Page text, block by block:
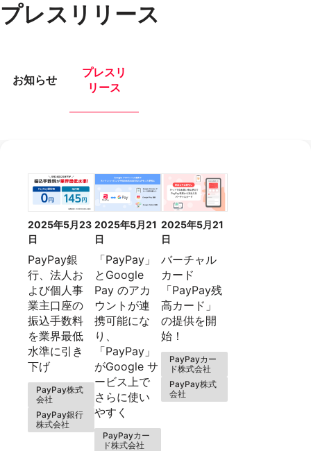
プレスリリース
お知らせ
プレスリ
リース
2025年5月23
日
PayPay銀
行、法人お
よび個人事
業主口座の
振込手数料
を業界最低
水準に引き
下げ
PayPay株式
会社
PayPay銀行
株式会社
2025年5月21
日
「PayPay」
とGoogle
Pay のアカ
ウントが連
携可能にな
り、
「PayPay」
がGoogle サ
ービス上で
さらに使い
やすく
PayPayカー
ド株式会社
2025年5月21
日
バーチャル
カード
「PayPay残
高カード」
の提供を開
始！
PayPayカー
ド株式会社
PayPay株式
会社